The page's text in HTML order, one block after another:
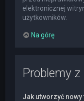
elektronicznej
użytkowników.
Na górę
Problemy
Jak utworzyć nowy